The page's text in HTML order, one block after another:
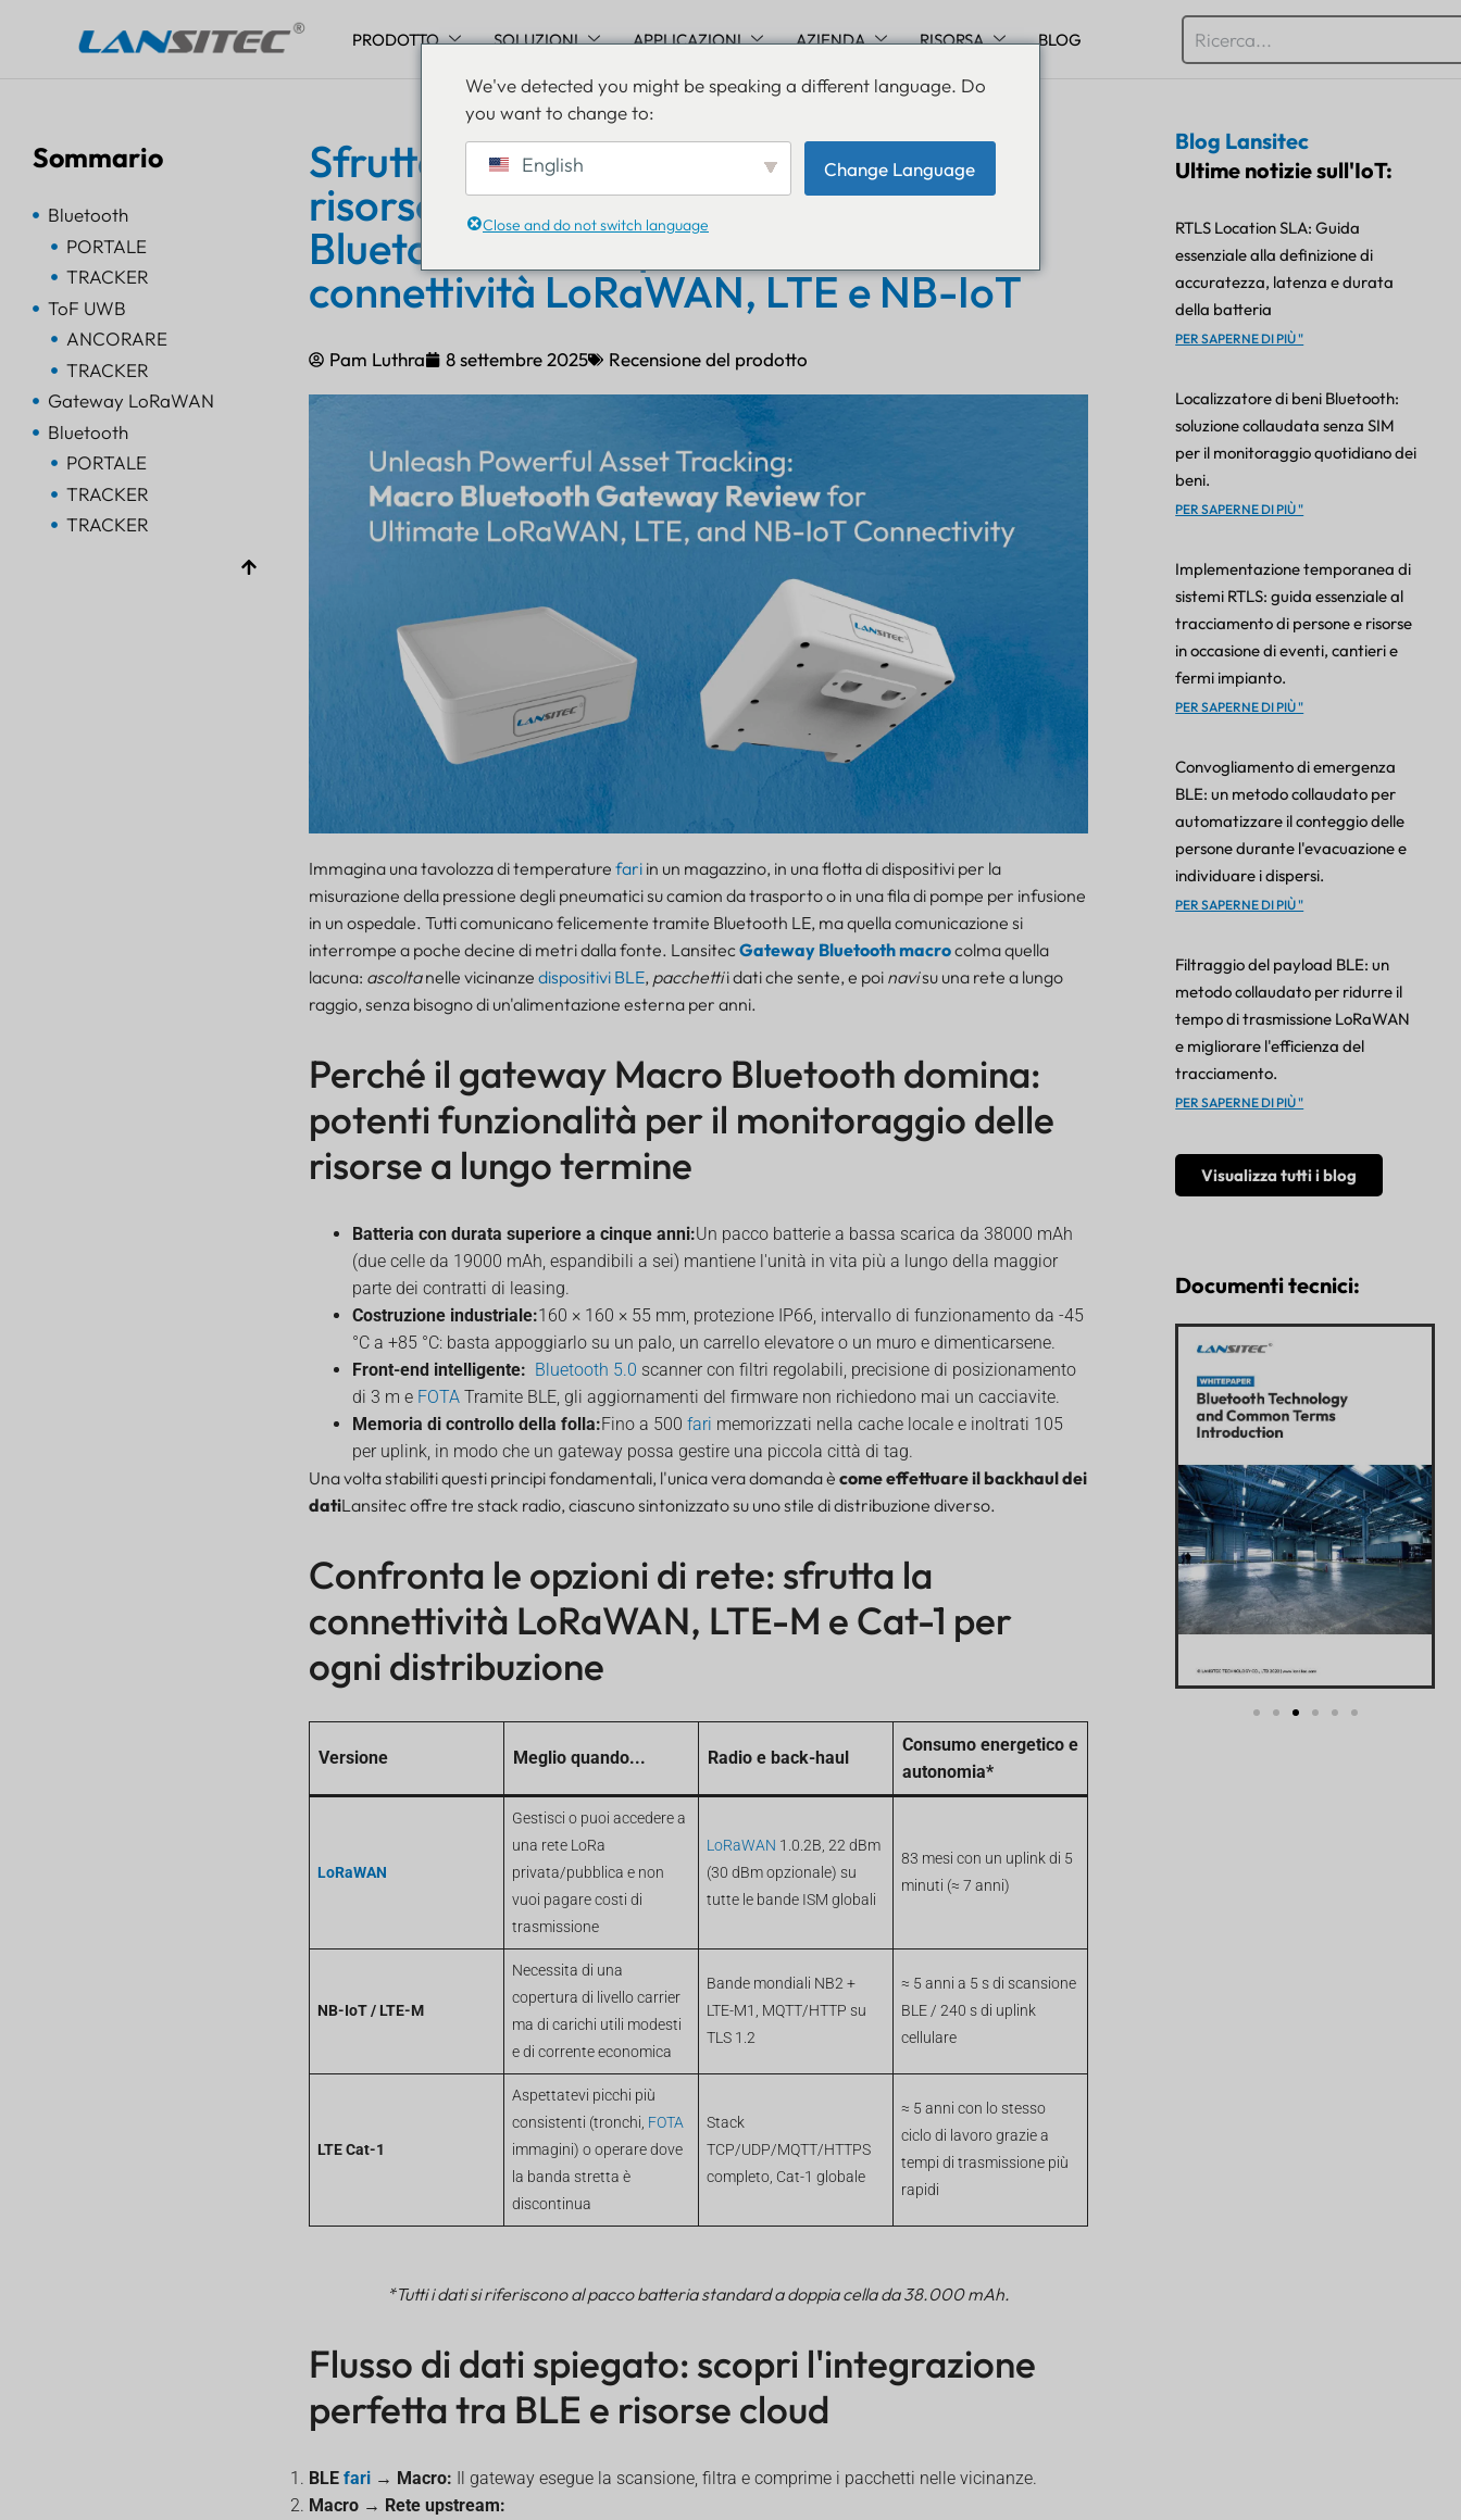
PRODOTTO SOLUZIONI APPLICAZIONI AZIENDA RISORSA BLOG
Sommario
Bluetooth
PORTALE
TRACKER
ToF UWB
ANCORARE
TRACKER
Gateway LoRaWAN
Bluetooth
PORTALE
TRACKER
TRACKER
Sfrutta il potente monitoraggio delle
risorse: recensione del gateway
Bluetooth Macro per la massima
connettività LoRaWAN, LTE e NB-IoT
Pam Luthra 8 settembre 2025 Recensione del prodotto
Immagina una tavolozza di temperature fariin un magazzino, in una flotta di dispositivi per la
misurazione della pressione degli pneumatici su camion da trasporto o in una fila di pompe per infusione
in un ospedale. Tutti comunicano felicemente tramite Bluetooth LE, ma quella comunicazione si
interrompe a poche decine di metri dalla fonte. LansitecGateway Bluetooth macrocolma quella
lacuna: ascoltanelle vicinanze dispositivi BLE, pacchettii dati che sente, e poi navisu una rete a lungo
raggio, senza bisogno di un'alimentazione esterna per anni.
Perché il gateway Macro Bluetooth domina:
potenti funzionalità per il monitoraggio delle
risorse a lungo termine
Batteria con durata superiore a cinque anni:Un pacco batterie a bassa scarica da 38000 mAh
(due celle da 19000 mAh, espandibili a sei) mantiene l'unità in vita più a lungo della maggior
parte dei contratti di leasing.
Costruzione industriale:160 × 160 × 55 mm, protezione IP66, intervallo di funzionamento da -45
°C a +85 °C: basta appoggiarlo su un palo, un carrello elevatore o un muro e dimenticarsene.
Front-end intelligente: Bluetooth 5.0 scanner con filtri regolabili, precisione di posizionamento
di 3 m e FOTATramite BLE, gli aggiornamenti del firmware non richiedono mai un cacciavite.
Memoria di controllo della folla:Fino a 500 fari memorizzati nella cache locale e inoltrati 105
per uplink, in modo che un gateway possa gestire una piccola città di tag.
Una volta stabiliti questi principi fondamentali, l'unica vera domanda è come effettuare il backhaul dei
datiLansitec offre tre stack radio, ciascuno sintonizzato su uno stile di distribuzione diverso.
Confronta le opzioni di rete: sfrutta la
connettività LoRaWAN, LTE-M e Cat-1 per
ogni distribuzione
Versione Meglio quando... Radio e back-haul
Consumo energetico e
autonomia*
LoRaWAN
Gestisci o puoi accedere a
una rete LoRa
privata/pubblica e non
vuoi pagare costi di
trasmissione
LoRaWAN 1.0.2B, 22 dBm
(30 dBm opzionale) su
tutte le bande ISM globali
83 mesi con un uplink di 5
minuti (≈ 7 anni)
NB-IoT / LTE-M
Necessita di una
copertura di livello carrier
ma di carichi utili modesti
e di corrente economica
Bande mondiali NB2 +
LTE-M1, MQTT/HTTP su
TLS 1.2
≈ 5 anni a 5 s di scansione
BLE / 240 s di uplink
cellulare
LTE Cat-1
Aspettatevi picchi più
consistenti (tronchi, FOTA
immagini) o operare dove
la banda stretta è
discontinua
Stack
TCP/UDP/MQTT/HTTPS
completo, Cat-1 globale
≈ 5 anni con lo stesso
ciclo di lavoro grazie a
tempi di trasmissione più
rapidi
*Tutti i dati si riferiscono al pacco batteria standard a doppia cella da 38.000 mAh.
Flusso di dati spiegato: scopri l'integrazione
perfetta tra BLE e risorse cloud
BLE fari→ Macro: Il gateway esegue la scansione, filtra e comprime i pacchetti nelle vicinanze.
Macro → Rete upstream:
Blog Lansitec
Ultime notizie sull'IoT:
RTLS Location SLA: Guida
essenziale alla definizione di
accuratezza, latenza e durata
della batteria
PER SAPERNE DI PIÙ "
Localizzatore di beni Bluetooth:
soluzione collaudata senza SIM
per il monitoraggio quotidiano dei
beni.
PER SAPERNE DI PIÙ "
Implementazione temporanea di
sistemi RTLS: guida essenziale al
tracciamento di persone e risorse
in occasione di eventi, cantieri e
fermi impianto.
PER SAPERNE DI PIÙ "
Convogliamento di emergenza
BLE: un metodo collaudato per
automatizzare il conteggio delle
persone durante l'evacuazione e
individuare i dispersi.
PER SAPERNE DI PIÙ "
Filtraggio del payload BLE: un
metodo collaudato per ridurre il
tempo di trasmissione LoRaWAN
e migliorare l'efficienza del
tracciamento.
PER SAPERNE DI PIÙ "
Visualizza tutti i blog
Documenti tecnici:
We've detected you might be speaking a different language. Do
you want to change to:
English Change Language
Close and do not switch language